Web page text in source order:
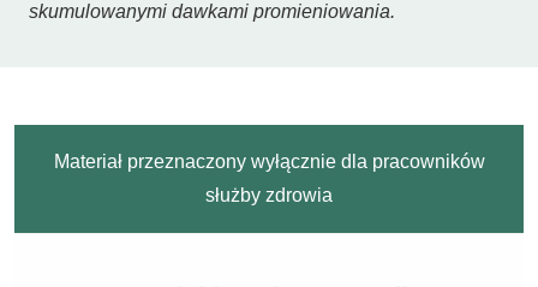
skumulowanymi dawkami promieniowania.
Materiał przeznaczony wyłącznie dla pracowników
służby zdrowia